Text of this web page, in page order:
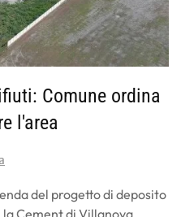
Comune ordina
l'area
del progetto di deposito